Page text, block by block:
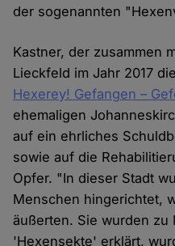
der sogenannten
Kastner, der zusammen
Lieckfeld im Jahr 2017
Hexerey! Gefangen –
ehemaligen
auf ein ehrliches
sowie auf die
Opfer. "In dieser Stadt
Menschen hingerichtet,
äußerten. Sie wurden zu
'Hexensekte' erklärt,